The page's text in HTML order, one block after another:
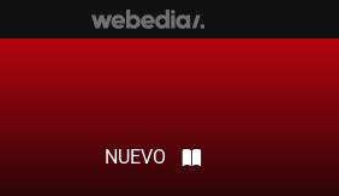
NUEVO